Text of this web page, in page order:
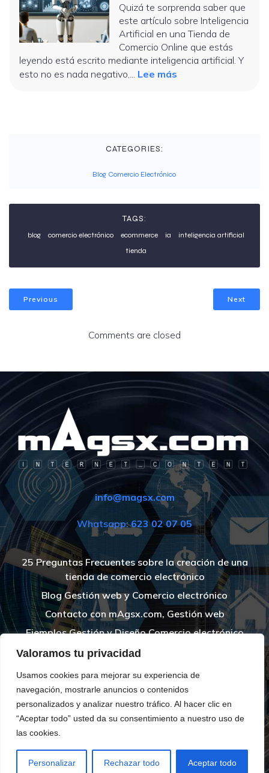
Valoramos tu privacidad
Usamos cookies para mejorar su experiencia de
navegación, mostrarle anuncios o contenidos
personalizados y analizar nuestro tráfico. Al hacer clic en
“Aceptar todo” usted da su consentimiento a nuestro uso de
las cookies.
Personalizar Rechazar todo Aceptar todo
de
Cliente
mediante
Inteligencia
Artificial
¿Qué
Quizá te sorprenda saber que
este artículo sobre Inteligencia
Artificial en una Tienda de
Comercio Online que estás
leyendo está escrito mediante inteligencia artificial. Y
esto no es nada negativo,... Lee más
de
Online
CATEGORIES:
Blog Comercio Electrónico
TAGS:
blog comercio electrónico ecommerce ia
inteligencia artificial
tienda
Previous Next
Comments are closed
info@magsx.com
Whatsapp:623 02 07 05
25 Preguntas Frecuentes sobre la creación de una
tienda de comercio electrónico
Blog Gestión web y Comercio electrónico
Contacto con mAgsx.com, Gestión web
Ejemplos Gestión y Diseño Comercio electrónico
Gestión de tiendas online – Ecommerce – Páginas
Gestión de tiendas web online
Nota legal mAgsx.com
Precios tienda online. Gestión y Diseño
Electrónico. Created for free using WordPress andKubio